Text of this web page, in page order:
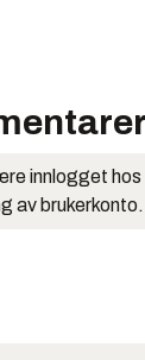
innlogget
av